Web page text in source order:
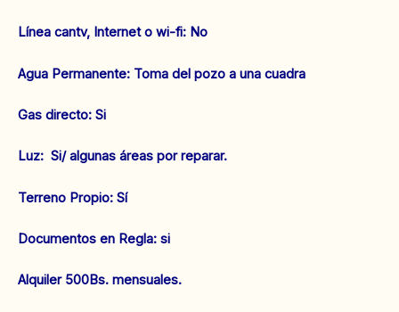
‌Línea cantv, Internet o wi-fi: No
‌Agua Permanente: Toma del pozo a una cuadra
‌Gas directo: Si
‌Luz: Si/ algunas áreas por reparar.
‌Terreno Propio: Sí
‌Documentos en Regla: si
‌Alquiler 500Bs. mensuales.